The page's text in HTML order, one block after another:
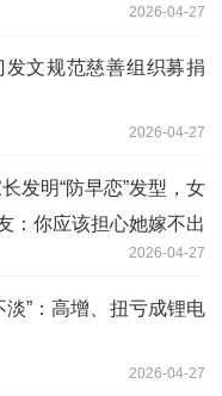
2026-04-27
文规范慈善组织募捐
2026-04-27
发明“防早恋”发型，女
：你应该担心她嫁不出
2026-04-27
淡”：高增、扭亏成锂电
2026-04-27